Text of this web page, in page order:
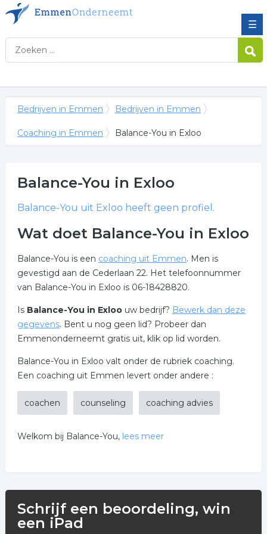
☰
Bedrijven in Emmen Bedrijven in Emmen
Coaching in Emmen Balance-You in Exloo
Balance-You in Exloo
Balance-You uit Exloo heeft geen profiel.
Wat doet Balance-You in Exloo
Balance-You is een coaching uit Emmen. Men is
gevestigd aan de Cederlaan 22. Het telefoonnummer
van Balance-You in Exloo is 06-18428820.
Is Balance-You in Exloouw bedrijf? Bewerk dan deze
gegevens. Bent u nog geen lid? Probeer dan
Emmenonderneemt gratis uit, klik op lid worden.
Balance-You in Exloo valt onder de rubriek coaching.
Een coaching uit Emmen levert onder andere :
coachen counseling coaching advies
Welkom bij Balance-You, lees meer
lymfedrainage.
Schrijf een beoordeling, win
een iPad